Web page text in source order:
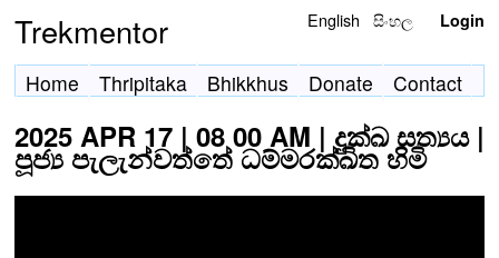
Trekmentor English සිංහල Login
Home Thripitaka Bhikkhus Donate Contact
2025 APR 17 | 08 00 AM | දුක්ඛ සත්‍යය |
පූජ්‍ය පැලැන්වත්තේ ධම්මරක්ඛිත හිමි